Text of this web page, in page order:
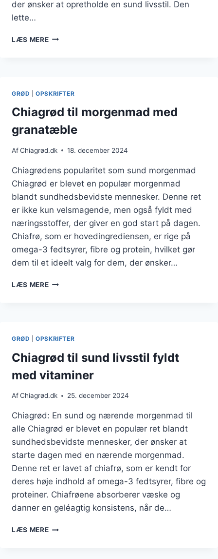
der ønsker at opretholde en sund livsstil. Den
lette…
LÆS MERECHIAGRØD
SMAG
GRØD |OPSKRIFTER
Chiagrød til morgenmad med
granatæble
AfChiagrød.dk 18. december 2024
Chiagrødens popularitet som sund morgenmad
Chiagrød er blevet en populær morgenmad
blandt sundhedsbevidste mennesker. Denne ret
er ikke kun velsmagende, men også fyldt med
næringsstoffer, der giver en god start på dagen.
Chiafrø, som er hovedingrediensen, er rige på
omega-3 fedtsyrer, fibre og protein, hvilket gør
dem til et ideelt valg for dem, der ønsker…
LÆS MERECHIAGRØD
GRØD |OPSKRIFTER
Chiagrød til sund livsstil fyldt
med vitaminer
AfChiagrød.dk 25. december 2024
Chiagrød: En sund og nærende morgenmad til
alle Chiagrød er blevet en populær ret blandt
sundhedsbevidste mennesker, der ønsker at
starte dagen med en nærende morgenmad.
Denne ret er lavet af chiafrø, som er kendt for
deres høje indhold af omega-3 fedtsyrer, fibre og
proteiner. Chiafrøene absorberer væske og
danner en geléagtig konsistens, når de…
LÆS MERECHIAGRØD